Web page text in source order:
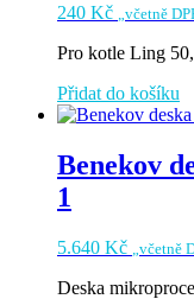
240 Kč „včetně
Pro kotle Ling
Přidat do košíku
Benekov
1
5.640 Kč „včetně
Deska